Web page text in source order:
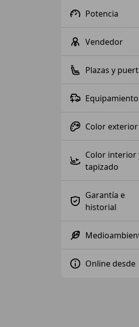
Potencia
Vendedor
Plazas y
Equipamiento
Color exterior
Color interior
tapizado
Garantía e
historial
Online desde